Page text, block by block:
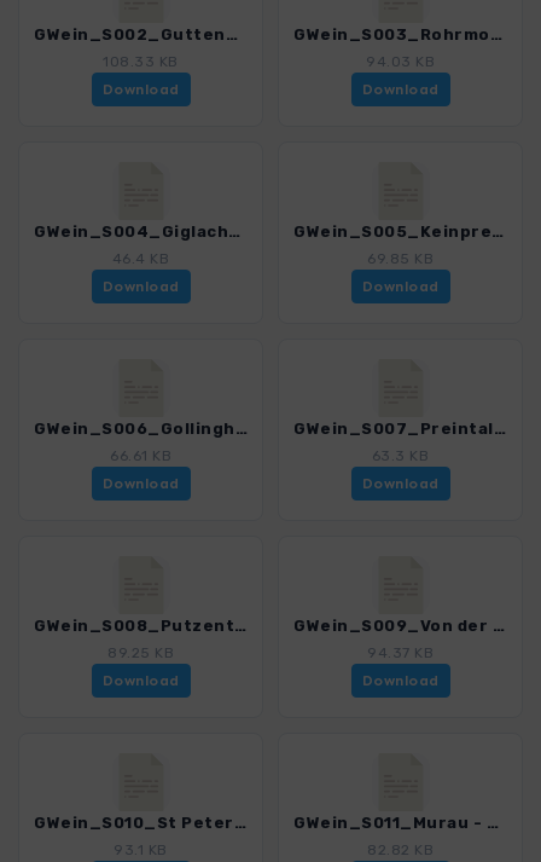
GWein_S002_Guttenberghaus - Rohrmoos_4550_1.gpx
108.33 KB
Download
GWein_S003_Rohrmoos - Giglachseen_4550_1.gpx
94.03 KB
Download
GWein_S004_Giglachseen - Keinprechthuette_4550_1.gpx
46.4 KB
Download
GWein_S005_Keinprechthuette - Gollinghuette_4550_1.gpx
69.85 KB
Download
GWein_S006_Gollinghuette - Preintalerhuette_4550_1.gpx
66.61 KB
Download
GWein_S007_Preintalerhuette - Putzentalalm_4550_1.gpx
63.3 KB
Download
GWein_S008_Putzentalalm in die Krakau_4550_1.gpx
89.25 KB
Download
GWein_S009_Von der Krakau - St Peter_4550_1.gpx
94.37 KB
Download
GWein_S010_St Peter - nach Murau_4550_1.gpx
93.1 KB
GWein_S011_Murau - St Lambrecht_4550_1.gpx
82.82 KB